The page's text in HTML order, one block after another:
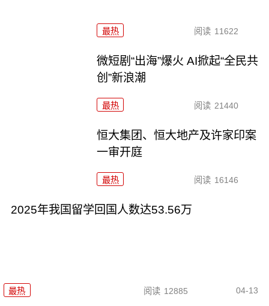
最热 阅读 11622
微短剧“出海”爆火 AI掀起“全民共
创”新浪潮
最热 阅读 21440
恒大集团、恒大地产及许家印案
一审开庭
最热 阅读 16146
2025年我国留学回国人数达53.56万
最热 阅读 12885 04-13